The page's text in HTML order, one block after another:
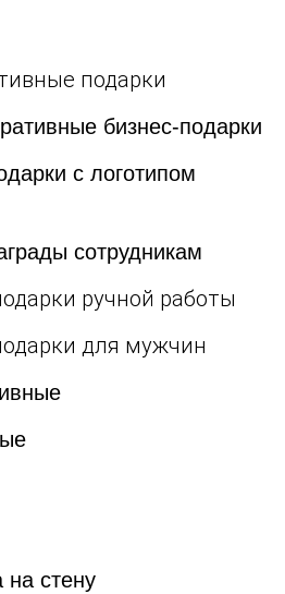
подарки
бизнес-подарки
с логотипом
сотрудникам
ручной работы
для мужчин
на стену